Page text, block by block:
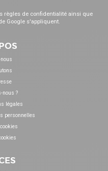
règles de confidentialitéainsi que
Google s'appliquent.
nous ?
légales
personnelles